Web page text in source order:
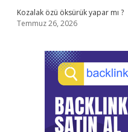
Kozalak özü öksürük yapar mı ?
Temmuz 26, 2026